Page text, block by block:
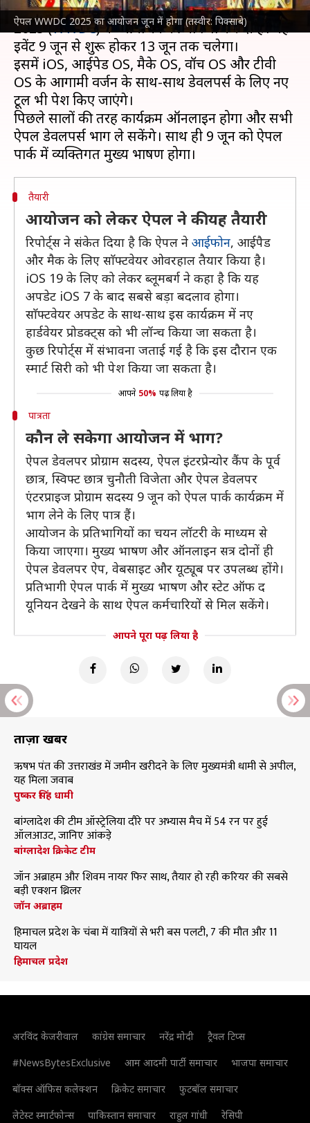
ऐपल WWDC 2025 का आयोजन जून में होगा (तस्वीर: पिक्साबे)
टेक कंपनीऐपलने वार्षिक वर्ल्डवाइड डेवलपर्स कॉन्फ्रेंस
2025 (WWDC) के आयोजन की घोषणा कर दी है। यह
इवेंट 9 जून से शुरू होकर 13 जून तक चलेगा।
इसमें iOS, आईपेड OS, मैके OS, वॉच OS और टीवी
OS के आगामी वर्जन के साथ-साथ डेवलपर्स के लिए नए
टूल भी पेश किए जाएंगे।
पिछले सालों की तरह कार्यक्रम ऑनलाइन होगा और सभी
ऐपल डेवलपर्स भाग ले सकेंगे। साथ ही 9 जून को ऐपल
तैयारी
आयोजन को लेकर ऐपल ने की यह तैयारी
रिपोर्ट्स ने संकेत दिया है कि ऐपल ने आईफोन, आईपैड
और मैक के लिए साॅफ्टवेयर ओवरहाल तैयार किया है।
iOS 19 के लिए को लेकर ब्लूमबर्ग ने कहा है कि यह
अपडेट iOS 7 के बाद सबसे बड़ा बदलाव होगा।
साॅफ्टवेयर अपडेट के साथ-साथ इस कार्यक्रम में नए
हार्डवेयर प्रोडक्ट्स को भी लॉन्च किया जा सकता है।
कुछ रिपोर्ट्स में संभावना जताई गई है कि इस दौरान एक
स्मार्ट सिरी को भी पेश किया जा सकता है।
आपने 50% पढ़ लिया है
पात्रता
कौन ले सकेगा आयोजन में भाग?
ऐपल डेवलपर प्रोग्राम सदस्य, ऐपल इंटरप्रेन्योर कैंप के पूर्व
छात्र, स्विफ्ट छात्र चुनौती विजेता और ऐपल डेवलपर
एंटरप्राइज प्रोग्राम सदस्य 9 जून को ऐपल पार्क कार्यक्रम में
भाग लेने के लिए पात्र हैं।
आयोजन के प्रतिभागियों का चयन लॉटरी के माध्यम से
किया जाएगा। मुख्य भाषण और ऑनलाइन सत्र दोनों ही
ऐपल डेवलपर ऐप, वेबसाइट और यूट्यूब पर उपलब्ध होंगे।
प्रतिभागी ऐपल पार्क में मुख्य भाषण और स्टेट ऑफ द
यूनियन देखने के साथ ऐपल कर्मचारियों से मिल सकेंगे।
आपने पूरा पढ़ लिया है
ताज़ा खबरें
ऋषभ पंत की उत्तराखंड में जमीन खरीदने के लिए मुख्यमंत्री धामी से अपील,
यह मिला जवाब
पुष्कर सिंह धामी
बांग्लादेश की टीम ऑस्ट्रेलिया दौरे पर अभ्यास मैच में 54 रन पर हुई
ऑलआउट, जानिए आंकड़े
बांग्लादेश क्रिकेट टीम
जॉन अब्राहम और शिवम नायर फिर साथ, तैयार हो रही करियर की सबसे
बड़ी एक्शन थ्रिलर
जॉन अब्राहम
हिमाचल प्रदेश के चंबा में यात्रियों से भरी बस पलटी, 7 की मौत और 11
घायल
हिमाचल प्रदेश
अरविंद केजरीवाल कांग्रेस समाचार नरेंद्र मोदी
ट्रैवल टिप्स
#NewsBytesExclusive
आम आदमी पार्टी समाचार
भाजपा समाचार
बॉक्स ऑफिस कलेक्शन
क्रिकेट समाचार
फुटबॉल समाचार
लेटेस्ट स्मार्टफोन्स
पाकिस्तान समाचार राहुल गांधी रेसिपी